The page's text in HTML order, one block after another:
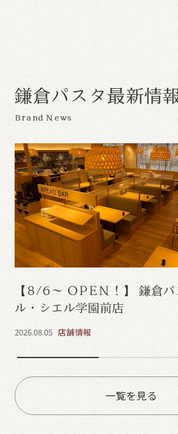
鎌倉パ ス タ最新情
Brand News
【8/6～ OPEN！】 鎌倉パ
ル・シエル学園前店
2026.08.05 店舗情報
一覧を見る